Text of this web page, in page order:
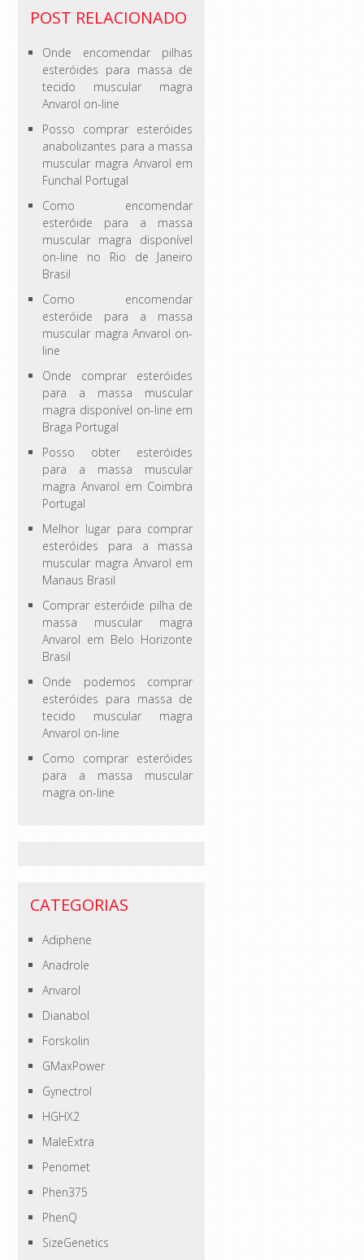
POST RELACIONADO
Onde encomendar pilhas
esteróides para massa de
tecido muscular magra
Anvarol on-line
Posso comprar esteróides
anabolizantes para a massa
muscular magra Anvarol em
Funchal Portugal
Como encomendar
esteróide para a massa
muscular magra disponível
on-line no Rio de Janeiro
Brasil
Como encomendar
esteróide para a massa
muscular magra Anvarol on-
line
Onde comprar esteróides
para a massa muscular
magra disponível on-line em
Braga Portugal
Posso obter esteróides
para a massa muscular
magra Anvarol em Coimbra
Portugal
Melhor lugar para comprar
esteróides para a massa
muscular magra Anvarol em
Manaus Brasil
Comprar esteróide pilha de
massa muscular magra
Anvarol em Belo Horizonte
Brasil
Onde podemos comprar
esteróides para massa de
tecido muscular magra
Anvarol on-line
Como comprar esteróides
para a massa muscular
magra on-line
CATEGORIAS
Adiphene
Anadrole
Anvarol
Dianabol
Forskolin
GMaxPower
Gynectrol
HGHX2
MaleExtra
Penomet
Phen375
PhenQ
SizeGenetics